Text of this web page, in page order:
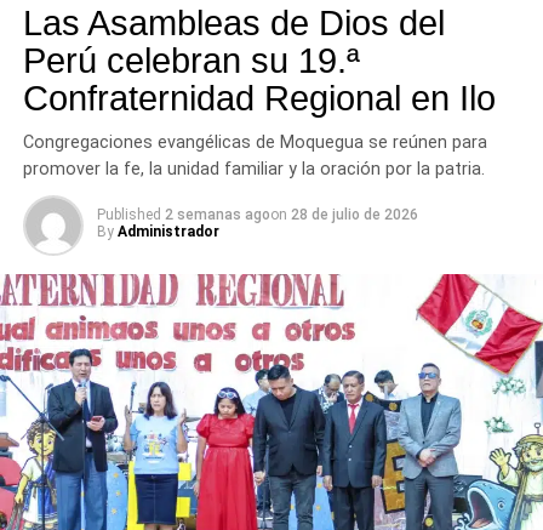
tres provincias del departamento.
Las Asambleas de Dios del
Perú celebran su 19.ª
Confraternidad Regional en Ilo
Congregaciones evangélicas de Moquegua se reúnen para
promover la fe, la unidad familiar y la oración por la patria.
Published 2 semanas agoon 28 de julio de 2026
By Administrador